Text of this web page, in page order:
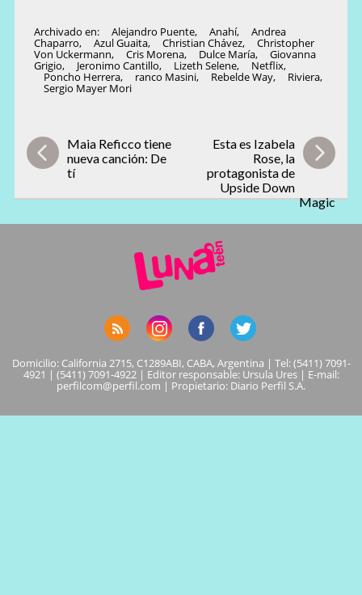
Archivado en: Alejandro Puente, Anahí, Andrea
Chaparro, Azul Guaita, Christian Chávez, Christopher
Von Uckermann, Cris Morena, Dulce María, Giovanna
Grigio, Jeronimo Cantillo, Lizeth Selene, Netflix,
Poncho Herrera, ranco Masini, Rebelde Way, Riviera,
Sergio Mayer Mori
Maia Reficco tiene
nueva canción: De
tí
Esta es Izabela
Rose, la
protagonista de
Upside Down
Magic
Domicilio: California 2715, C1289ABI, CABA, Argentina | Tel: (5411) 7091-
4921 | (5411) 7091-4922 | Editor responsable: Ursula Ures | E-mail:
perfilcom@perfil.com | Propietario: Diario Perfil S.A.